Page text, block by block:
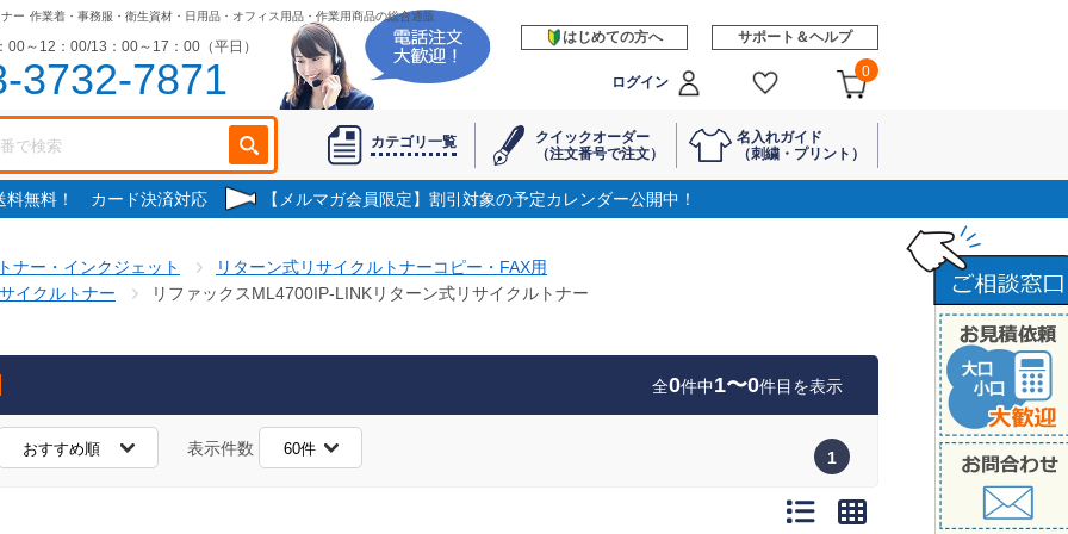
ー 作業着・事務服・衛生資材・日用品・オフィス用品・作業用商品の総合通販
00～12：00/13：00～17：00（平日）
3732-7871
はじめての方へ サポート＆ヘルプ
ログイン
0
カテゴリ一覧
クイックオーダー
（注文番号で注文）
名入れガイド
（刺繍・プリント）
料無料！ カード決済対応 【メルマガ会員限定】割引対象の予定カレンダー公開中！
ナー・インクジェット
リターン式リサイクルトナーコピー・FAX用
イクルトナー
リファックスML4700IP-LINKリターン式リサイクルトナー
全0件中1〜0件目を表示
表示件数 1